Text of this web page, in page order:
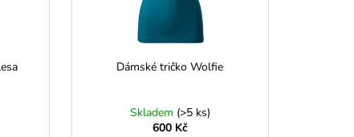
Dámské tričko Wolfie
Skladem (>5 ks)
600 Kč